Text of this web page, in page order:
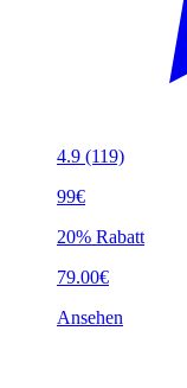
4.9 (119)
99€
20% Rabatt
79.00€
Ansehen